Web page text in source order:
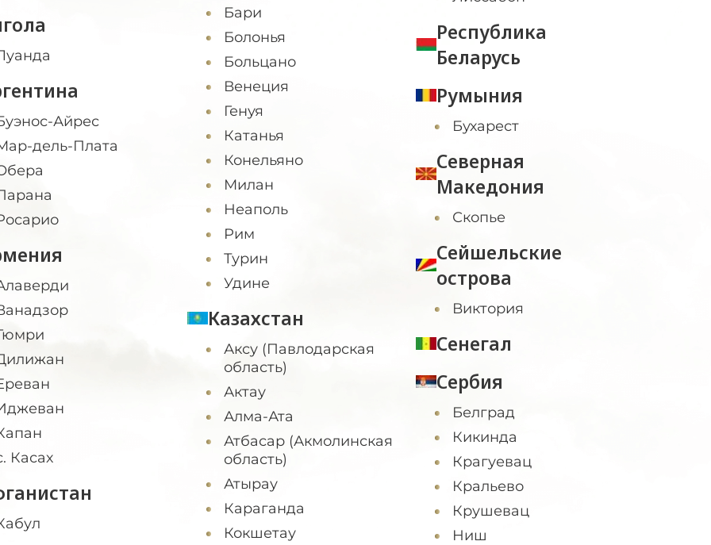
Айрес
дель-Плата
Касах
Бари
Болонья
Больцано
Венеция
Генуя
Катанья
Конельяно
Милан
Неаполь
Рим
Турин
Удине
Казахстан
Аксу (Павлодарская
область)
Актау
Алма-Ата
Атбасар (Акмолинская
область)
Атырау
Караганда
Кокшетау
Республика
Беларусь
Румыния
Бухарест
Северная
Македония
Скопье
Сейшельские
острова
Виктория
Сенегал
Сербия
Белград
Кикинда
Крагуевац
Кральево
Крушевац
Ниш